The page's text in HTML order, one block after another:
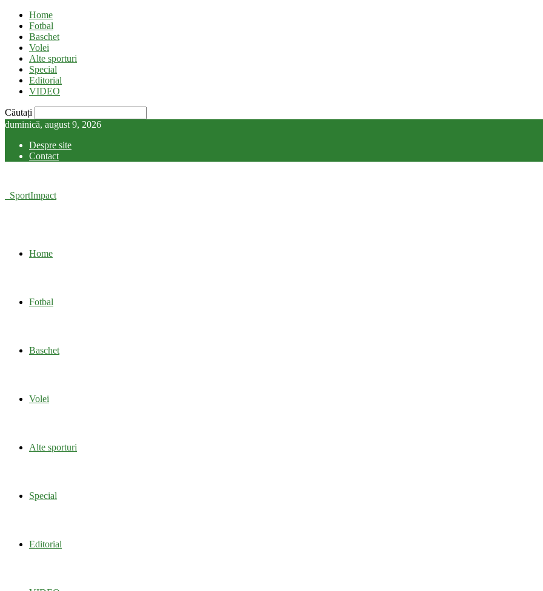
Home
Fotbal
Baschet
Volei
Alte sporturi
Special
Editorial
VIDEO
Căutați
duminică, august 9, 2026
Despre site
Contact
SportImpact
Home
Fotbal
Baschet
Volei
Alte sporturi
Special
Editorial